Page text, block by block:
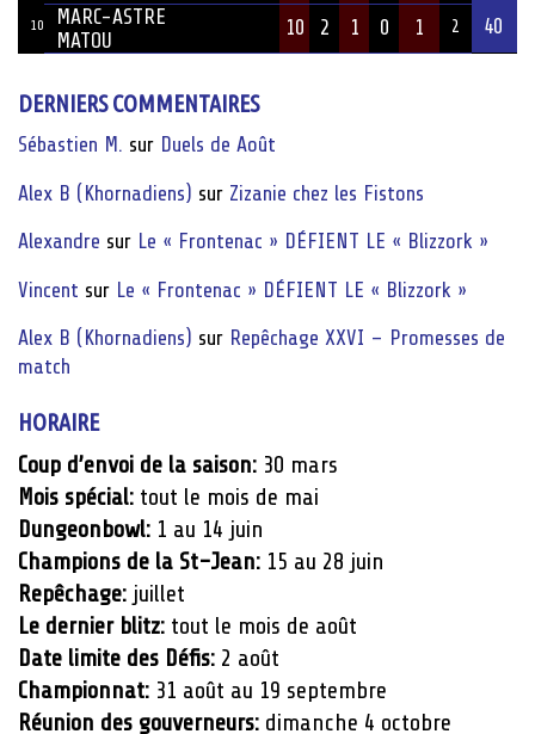
10
MARC-ASTRE
MATOU
10 2 1 0 1 2 40
DERNIERS COMMENTAIRES
Sébastien M. sur Duels de Août
Alex B (Khornadiens) sur Zizanie chez les Fistons
Alexandre sur Le « Frontenac » DÉFIENT LE « Blizzork »
Vincent sur Le « Frontenac » DÉFIENT LE « Blizzork »
Alex B (Khornadiens) sur Repêchage XXVI – Promesses de
match
HORAIRE
Coup d’envoi de la saison: 30 mars
Mois spécial: tout le mois de mai
Dungeonbowl: 1 au 14 juin
Champions de la St-Jean: 15 au 28 juin
Repêchage: juillet
Le dernier blitz: tout le mois de août
Date limite des Défis: 2 août
Championnat: 31 août au 19 septembre
Réunion des gouverneurs: dimanche 4 octobre